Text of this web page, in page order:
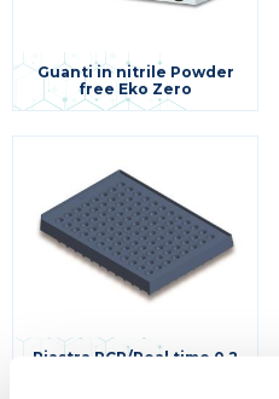
Guanti in nitrile Powder
free Eko Zero
Piastra PCR/Real time 0,2